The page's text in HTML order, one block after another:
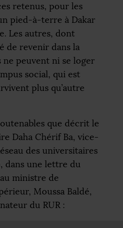
retenus, pour les
pied-à-terre à Dakar
Les autres, dont
de revenir dans la
ne peuvent ni se loger
social, qui est
plus qu’autre
que décrit le
Daha Chérif Ba, vice-
des universitaires
dans une lettre du
ministre de
Moussa Baldé,
du RUR :